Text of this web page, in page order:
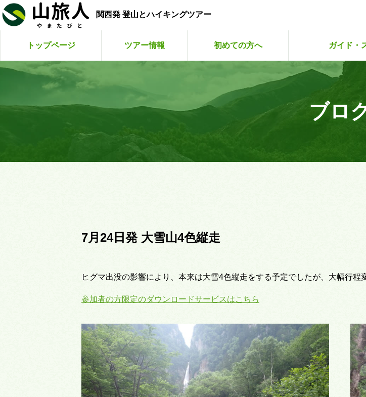
関西発 登山とハイキングツアー
トップページ ツアー情報 初めての方へ ガイド・
ブロ
7月24日発 大雪山4色縦走
ヒグマ出没の影響により、本来は大雪4色縦走をする予定でしたが、大幅行
参加者の方限定のダウンロードサービスはこちら